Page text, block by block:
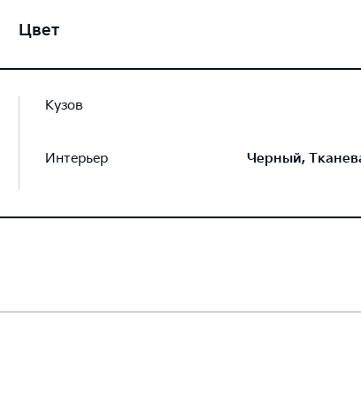
Цвет
Кузов
Интерьер Черный,